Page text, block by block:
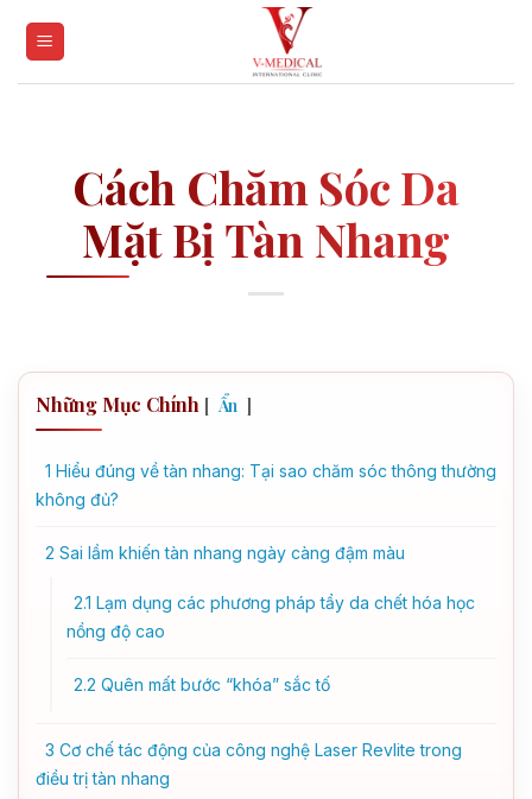
Cách Chăm Sóc Da
Mặt Bị Tàn Nhang
Những Mục Chính [ Ẩn ]
1 Hiểu đúng về tàn nhang: Tại sao chăm sóc thông thường
không đủ?
2 Sai lầm khiến tàn nhang ngày càng đậm màu
2.1 Lạm dụng các phương pháp tẩy da chết hóa học
nồng độ cao
2.2 Quên mất bước “khóa” sắc tố
3 Cơ chế tác động của công nghệ Laser Revlite trong
điều trị tàn nhang